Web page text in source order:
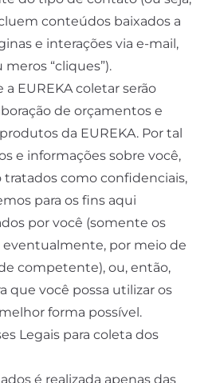
conteúdos baixados a
e interações via e-mail,
“cliques”).
a EUREKA coletar serão
de orçamentos e
da EUREKA. Por tal
e informações sobre você,
tratados como confidenciais,
para os fins aqui
por você (somente os
eventualmente, por meio de
competente), ou, então,
que você possa utilizar os
forma possível.
Legais para coleta dos
é realizada apenas das